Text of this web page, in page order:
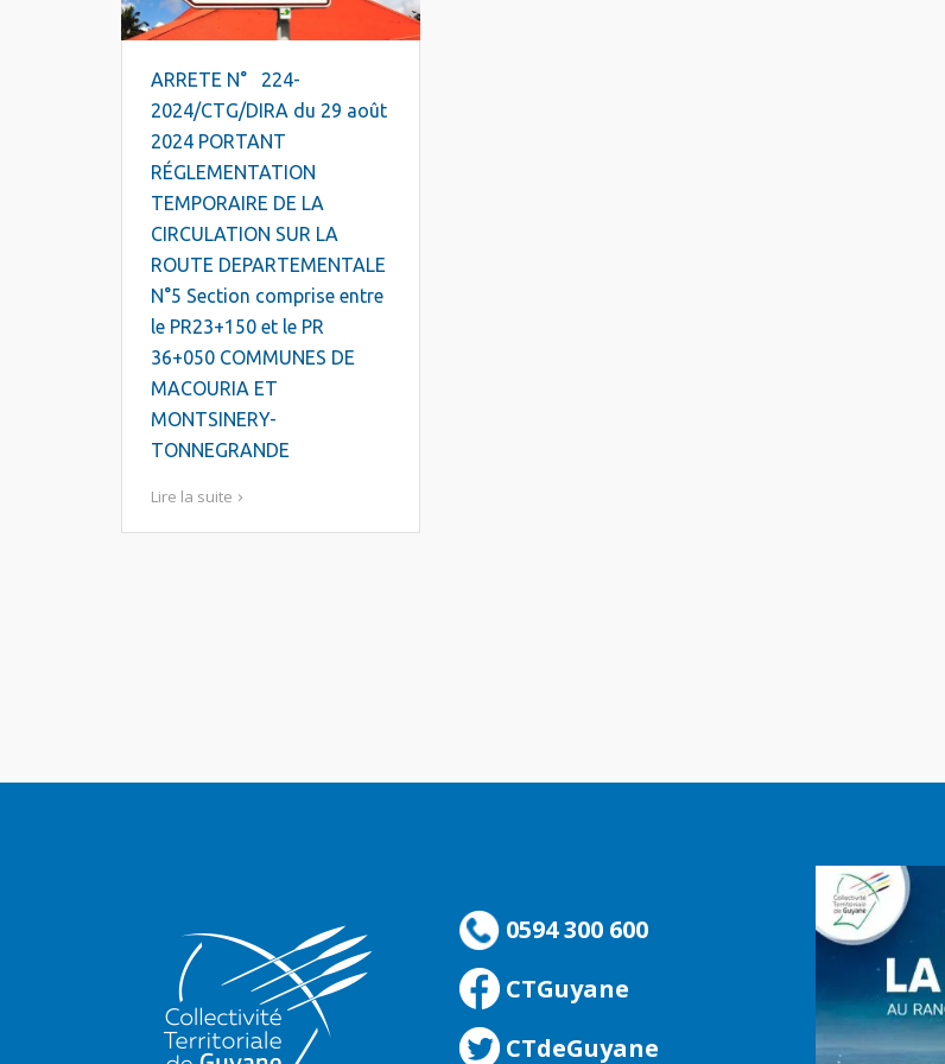
ARRETE N° 224-
2024/CTG/DIRA du 29 août
2024 PORTANT
RÉGLEMENTATION
TEMPORAIRE DE LA
CIRCULATION SUR LA
ROUTE DEPARTEMENTALE
N°5 Section comprise entre
le PR23+150 et le PR
36+050 COMMUNES DE
MACOURIA ET
MONTSINERY-
TONNEGRANDE
Lire la suite
0594 300 600
CTGuyane
CTdeGuyane